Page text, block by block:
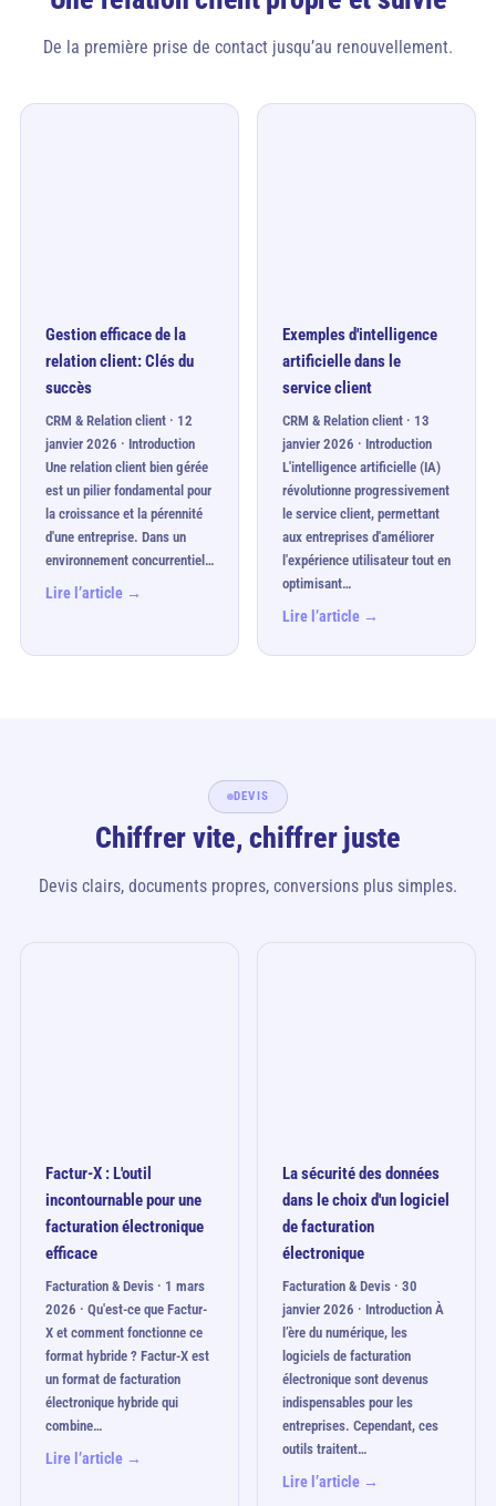
De la première prise de contact jusqu’au renouvellement.
Gestion efficace de la
relation client: Clés du
succès
CRM & Relation client · 12
janvier 2026 · Introduction
Une relation client bien gérée
est un pilier fondamental pour
la croissance et la pérennité
d'une entreprise. Dans un
environnement concurrentiel…
Lire l’article →
Exemples d'intelligence
artificielle dans le
service client
CRM & Relation client · 13
janvier 2026 · Introduction
L'intelligence artificielle (IA)
révolutionne progressivement
le service client, permettant
aux entreprises d'améliorer
l'expérience utilisateur tout en
optimisant…
Lire l’article →
DEVIS
Chiffrer vite, chiffrer juste
Devis clairs, documents propres, conversions plus simples.
Factur-X : L'outil
incontournable pour une
facturation électronique
efficace
Facturation & Devis · 1 mars
2026 · Qu'est-ce que Factur-
X et comment fonctionne ce
format hybride ? Factur-X est
un format de facturation
électronique hybride qui
combine…
Lire l’article →
La sécurité des données
dans le choix d'un logiciel
de facturation
électronique
Facturation & Devis · 30
janvier 2026 · Introduction À
l’ère du numérique, les
logiciels de facturation
électronique sont devenus
indispensables pour les
entreprises. Cependant, ces
outils traitent…
Lire l’article →